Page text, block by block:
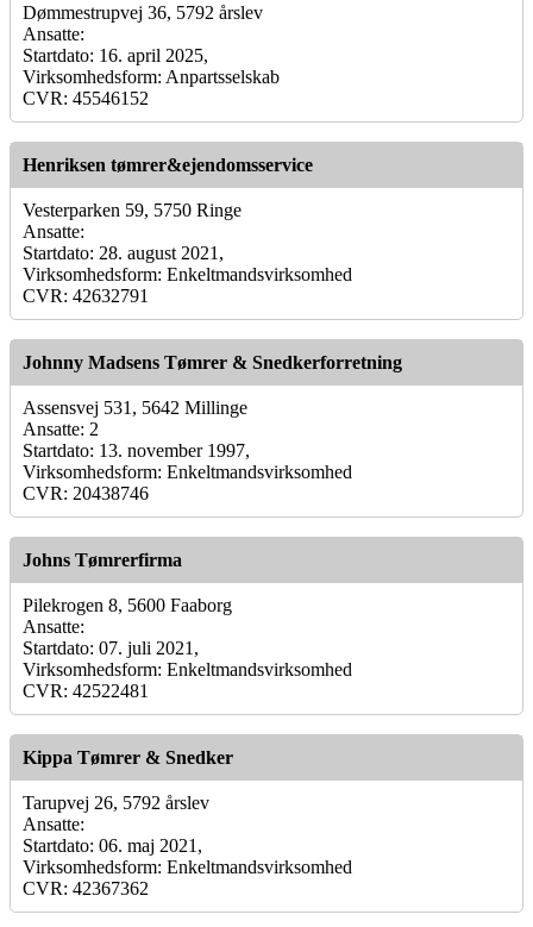
Dømmestrupvej 36, 5792 årslev
Ansatte:
Startdato: 16. april 2025,
Virksomhedsform: Anpartsselskab
CVR: 45546152
Henriksen tømrer&ejendomsservice
Vesterparken 59, 5750 Ringe
Ansatte:
Startdato: 28. august 2021,
Virksomhedsform: Enkeltmandsvirksomhed
CVR: 42632791
Johnny Madsens Tømrer & Snedkerforretning
Assensvej 531, 5642 Millinge
Ansatte: 2
Startdato: 13. november 1997,
Virksomhedsform: Enkeltmandsvirksomhed
CVR: 20438746
Johns Tømrerfirma
Pilekrogen 8, 5600 Faaborg
Ansatte:
Startdato: 07. juli 2021,
Virksomhedsform: Enkeltmandsvirksomhed
CVR: 42522481
Kippa Tømrer & Snedker
Tarupvej 26, 5792 årslev
Ansatte:
Startdato: 06. maj 2021,
Virksomhedsform: Enkeltmandsvirksomhed
CVR: 42367362